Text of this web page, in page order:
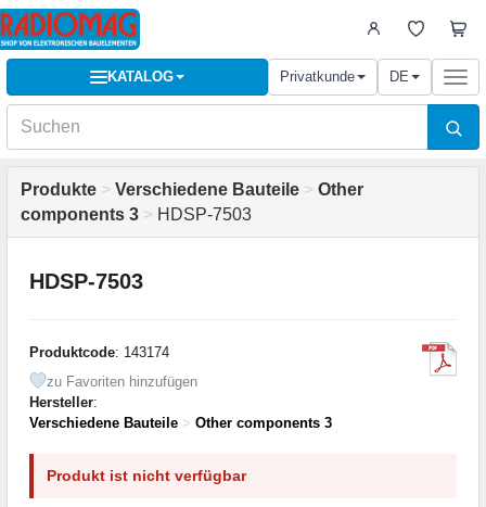
KATALOG Privatkunde DE
Produkte > Verschiedene Bauteile > Other
components 3 > HDSP-7503
HDSP-7503
Produktcode: 143174
zu Favoriten hinzufügen
Hersteller:
Verschiedene Bauteile > Other components 3
Produkt ist nicht verfügbar